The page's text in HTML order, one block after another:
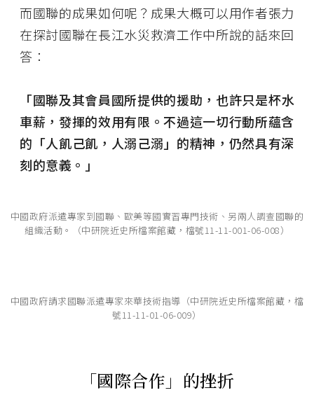
而國聯的成果如何呢？成果大概可以用作者張力
在探討國聯在長江水災救濟工作中所說的話來回
答：
「國聯及其會員國所提供的援助，也許只是杯水
車薪，發揮的效用有限。不過這一切行動所蘊含
的「人飢己飢，人溺己溺」的精神，仍然具有深
刻的意義。」
中國政府派遣專家到國聯、歐美等國實習專門技術、另兩人調查國聯的
組織活動。（中研院近史所檔案館藏，檔號11-11-001-06-008）
中國政府請求國聯派遣專家來華技術指導（中研院近史所檔案館藏，檔
號11-11-01-06-009）
「國際合作」的挫折